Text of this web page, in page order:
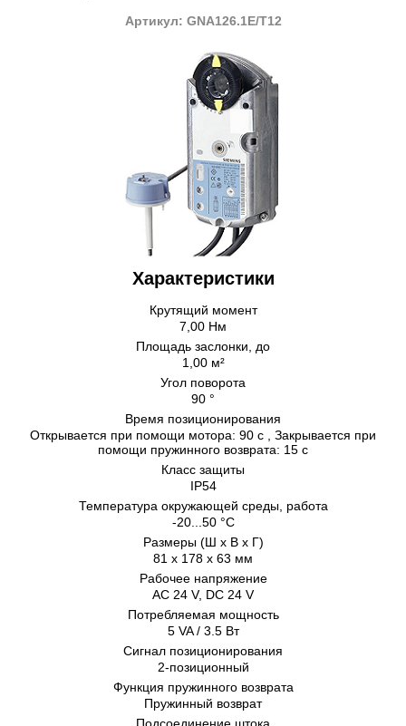
Артикул: GNA126.1E/T12
Характеристики
Крутящий момент
7,00 Нм
Площадь заслонки, до
1,00 м²
Угол поворота
90 °
Время позиционирования
Открывается при помощи мотора: 90 с , Закрывается при
помощи пружинного возврата: 15 с
Класс защиты
IP54
Температура окружающей среды, работа
-20...50 °C
Размеры (Ш х В х Г)
81 x 178 x 63 мм
Рабочее напряжение
AC 24 V, DC 24 V
Потребляемая мощность
5 VA / 3.5 Вт
Сигнал позиционирования
2-позиционный
Функция пружинного возврата
Пружинный возврат